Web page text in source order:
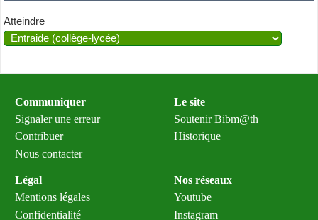
Atteindre
Communiquer
Signaler une erreur
Contribuer
Nous contacter
Le site
Soutenir Bibm@th
Historique
Légal
Mentions légales
Confidentialité
Nos réseaux
Youtube
Instagram